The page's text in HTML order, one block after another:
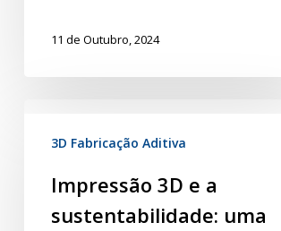
11 de Outubro, 2024
3D Fabricação Aditiva
Impressão 3D e a
sustentabilidade: uma